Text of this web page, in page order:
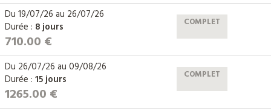
Du 19/07/26 au 26/07/26
Durée : 8 jours
710.00 €
COMPLET
Du 26/07/26 au 09/08/26
Durée : 15 jours
1265.00 €
COMPLET